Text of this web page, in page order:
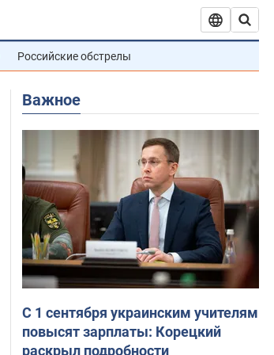
Российские обстрелы
Важное
С 1 сентября украинским учителям
повысят зарплаты: Корецкий
раскрыл подробности